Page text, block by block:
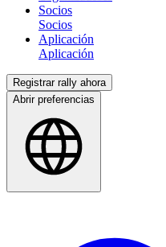
Socios
Aplicación
Registrar rally ahora
Abrir preferencias